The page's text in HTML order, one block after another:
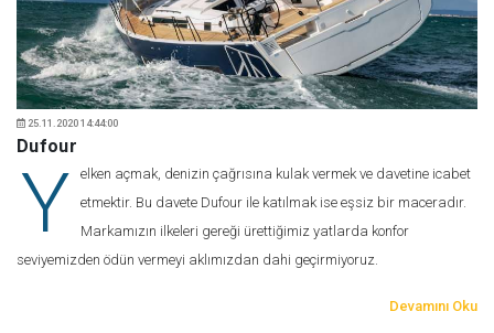
25.11.2020 14:44:00
Dufour
Y
elken açmak, denizin çağrısına kulak vermek ve davetine icabet
etmektir. Bu davete Dufour ile katılmak ise eşsiz bir maceradır.
Markamızın ilkeleri gereği ürettiğimiz yatlarda konfor
seviyemizden ödün vermeyi aklımızdan dahi geçirmiyoruz.
Devamını Oku